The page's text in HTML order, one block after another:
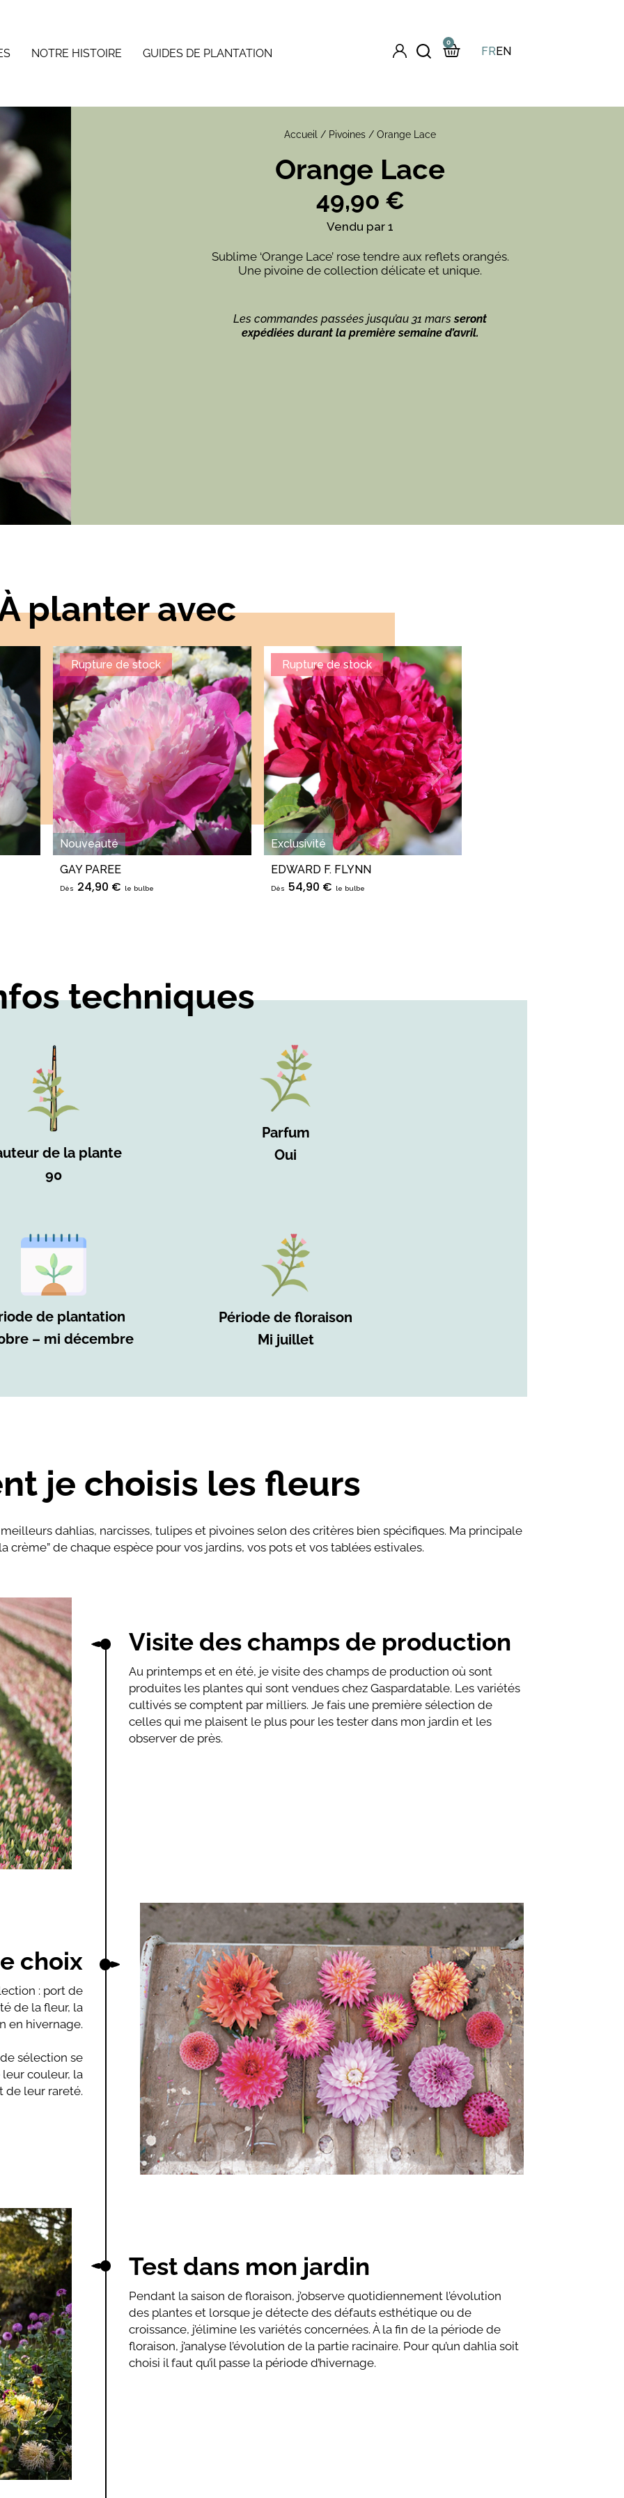
NOTRE HISTOIRE GUIDES DE PLANTATION
0
FREN
Accueil / Pivoines / Orange Lace
Orange Lace
49,90 €
Vendu par 1
Sublime ‘Orange Lace’ rose tendre aux reflets orangés.
Une pivoine de collection délicate et unique.
Les commandes passées jusqu’au 31 marsseront
expédiées durant la première semaine d’avril.
planter avec
Rupture de stock
Nouveauté
GAY PAREE
Dès 24,90 € le bulbe
Rupture de stock
Exclusivité
EDWARD F. FLYNN
Dès 54,90 € le bulbe
techniques
de la plante
90
Parfum
Oui
de plantation
– mi décembre
Période de floraison
Mi juillet
je choisis les fleurs
dahlias, narcisses, tulipes et pivoines selon des critères bien spécifiques. Ma principale
crème” de chaque espèce pour vos jardins, vos pots et vos tablées estivales.
Visite des champs de production
Au printemps et en été, je visite des champs de production où sont
produites les plantes qui sont vendues chez Gaspardatable. Les variétés
cultivés se comptent par milliers. Je fais une première sélection de
celles qui me plaisent le plus pour les tester dans mon jardin et les
observer de près.
choix
: port de
de la fleur, la
en hivernage.
sélection se
couleur, la
de leur rareté.
Test dans mon jardin
Pendant la saison de floraison, j’observe quotidiennement l’évolution
des plantes et lorsque je détecte des défauts esthétique ou de
croissance, j’élimine les variétés concernées. À la fin de la période de
floraison, j’analyse l’évolution de la partie racinaire. Pour qu’un dahlia soit
choisi il faut qu’il passe la période d’hivernage.